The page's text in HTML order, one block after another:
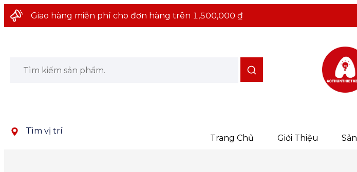
Giao hàng miễn phí cho đơn hàng trên 1,500,000 ₫
Tìm vị trí
Trang Chủ Giới Thiệu